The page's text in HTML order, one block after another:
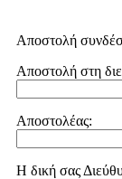
Αποστολή
Αποστολή στη
Αποστολέας:
Η δική σας